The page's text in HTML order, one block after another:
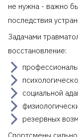
не нужна - важно
последствия
Задачами
восстановление:
социальной
резервных